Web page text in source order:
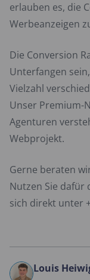
erlauben es, die
Werbeanzeigen
Die Conversion
Unterfangen
Vielzahl
Unser Premium-
Agenturen
Webprojekt.
Gerne beraten
Nutzen Sie dafür
sich direkt unter
Louis